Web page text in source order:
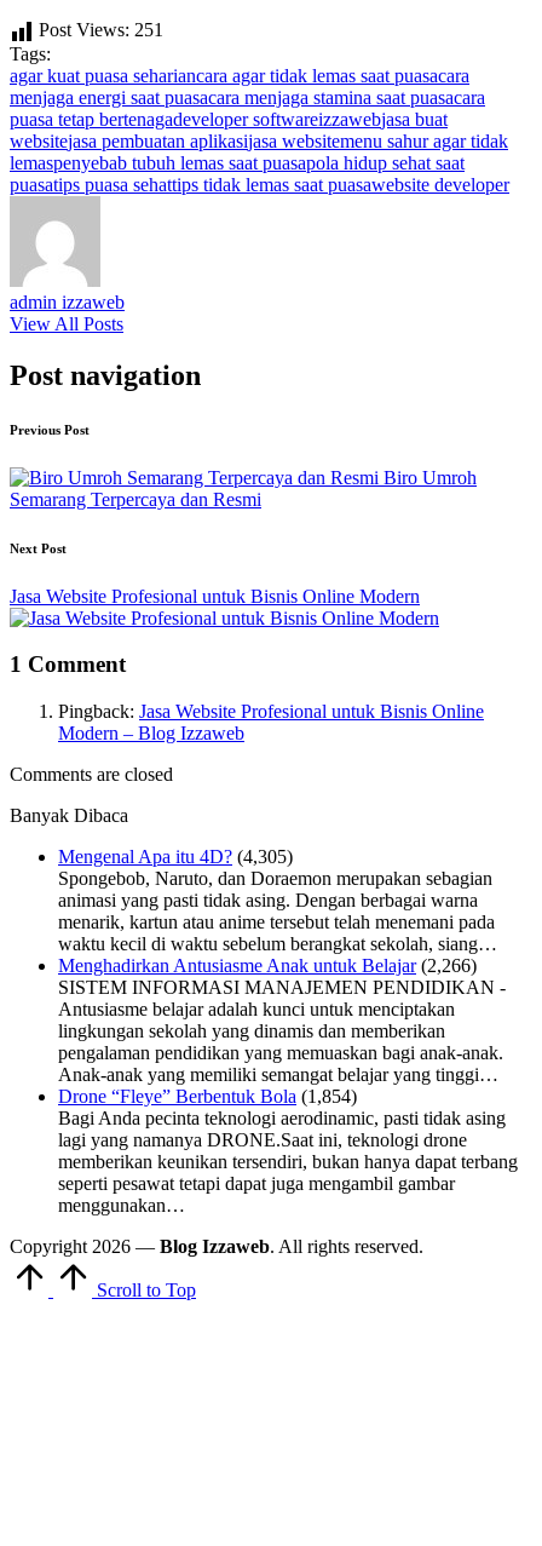
Post Views: 251
Tags:
agar kuat puasa sehariancara agar tidak lemas saat puasacara
menjaga energi saat puasacara menjaga stamina saat puasacara
puasa tetap bertenagadeveloper softwareizzawebjasa buat
websitejasa pembuatan aplikasijasa websitemenu sahur agar tidak
lemaspenyebab tubuh lemas saat puasapola hidup sehat saat
puasatips puasa sehattips tidak lemas saat puasawebsite developer
admin izzaweb
View All Posts
Post navigation
Previous Post
Biro Umroh
Semarang Terpercaya dan Resmi
Next Post
Jasa Website Profesional untuk Bisnis Online Modern
1 Comment
Pingback: Jasa Website Profesional untuk Bisnis Online
Modern – Blog Izzaweb
Comments are closed
Banyak Dibaca
Mengenal Apa itu 4D? (4,305)
Spongebob, Naruto, dan Doraemon merupakan sebagian
animasi yang pasti tidak asing. Dengan berbagai warna
menarik, kartun atau anime tersebut telah menemani pada
waktu kecil di waktu sebelum berangkat sekolah, siang…
Menghadirkan Antusiasme Anak untuk Belajar (2,266)
SISTEM INFORMASI MANAJEMEN PENDIDIKAN -
Antusiasme belajar adalah kunci untuk menciptakan
lingkungan sekolah yang dinamis dan memberikan
pengalaman pendidikan yang memuaskan bagi anak-anak.
Anak-anak yang memiliki semangat belajar yang tinggi…
Drone “Fleye” Berbentuk Bola (1,854)
Bagi Anda pecinta teknologi aerodinamic, pasti tidak asing
lagi yang namanya DRONE.Saat ini, teknologi drone
memberikan keunikan tersendiri, bukan hanya dapat terbang
seperti pesawat tetapi dapat juga mengambil gambar
menggunakan…
Copyright 2026 — Blog Izzaweb. All rights reserved.
Scroll to Top